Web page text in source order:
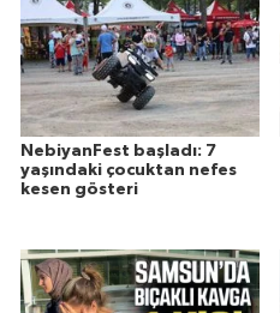
NebiyanFest başladı: 7
yaşındaki çocuktan nefes
kesen gösteri